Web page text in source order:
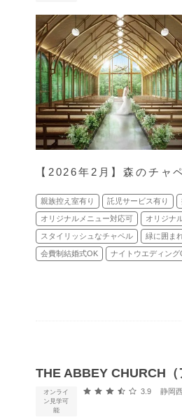
【2026年2月】森のチャ
親族控え室有り 託児サービス有り
オリジナルメニュー対応可 オリジナ
スタイリッシュなチャペル 緑に囲ま
会費制結婚式OK ナイトウエディング
THE ABBEY CHURCH（
オンライ
ン見学可
能
口コミ評価
3.9 静岡西